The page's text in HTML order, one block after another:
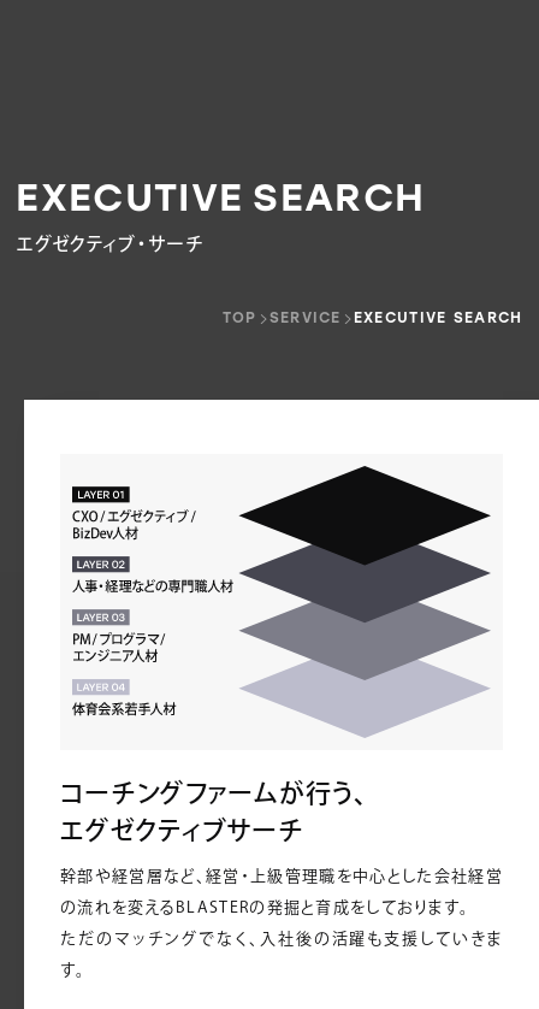
EXECUTIVE SEARCH
エグゼクティブ・サーチ
TOP SERVICE EXECUTIVE SEARCH
コーチングファームが行う、
エグゼクティブサーチ
幹部や経営層など、経営・上級管理職を中心とした会社経営
の流れを変えるBLASTERの発掘と育成をしております。
ただのマッチングでなく、入社後の活躍も支援していきま
す。